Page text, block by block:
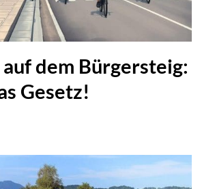
dem Bürgersteig:
Gesetz!